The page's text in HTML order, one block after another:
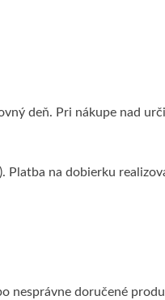
deň. Pri nákupe nad
Platba na dobierku
nesprávne doručené